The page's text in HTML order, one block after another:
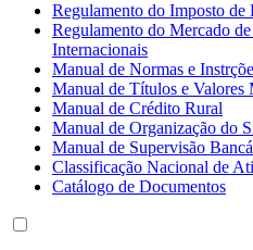
Regulamento do Imposto de
Regulamento do Mercado
Internacionais
Manual de Normas e
Manual de Títulos e Valores
Manual de Crédito Rural
Manual de Organização do
Manual de Supervisão
Classificação Nacional de
Catálogo de Documentos